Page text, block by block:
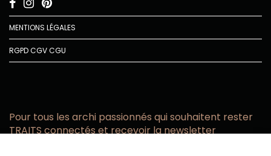
MENTIONS LÉGALES
RGPDCGVCGU
Pour tous les archi passionnés qui souhaitent rester
TRAITS connectés et recevoir la newsletter